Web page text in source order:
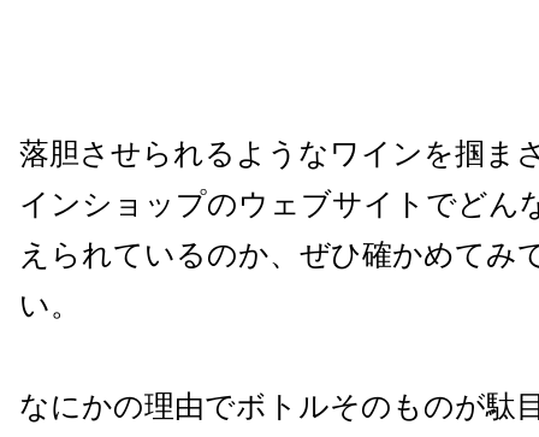
落胆させられるようなワインを掴ま
インショップのウェブサイトでどん
えられているのか、ぜひ確かめてみ
い。
なにかの理由でボトルそのものが駄